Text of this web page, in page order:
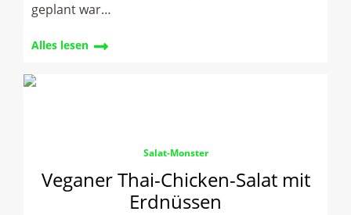
geplant war…
Alles lesen
Salat-Monster
Veganer Thai-Chicken-Salat mit
Erdnüssen